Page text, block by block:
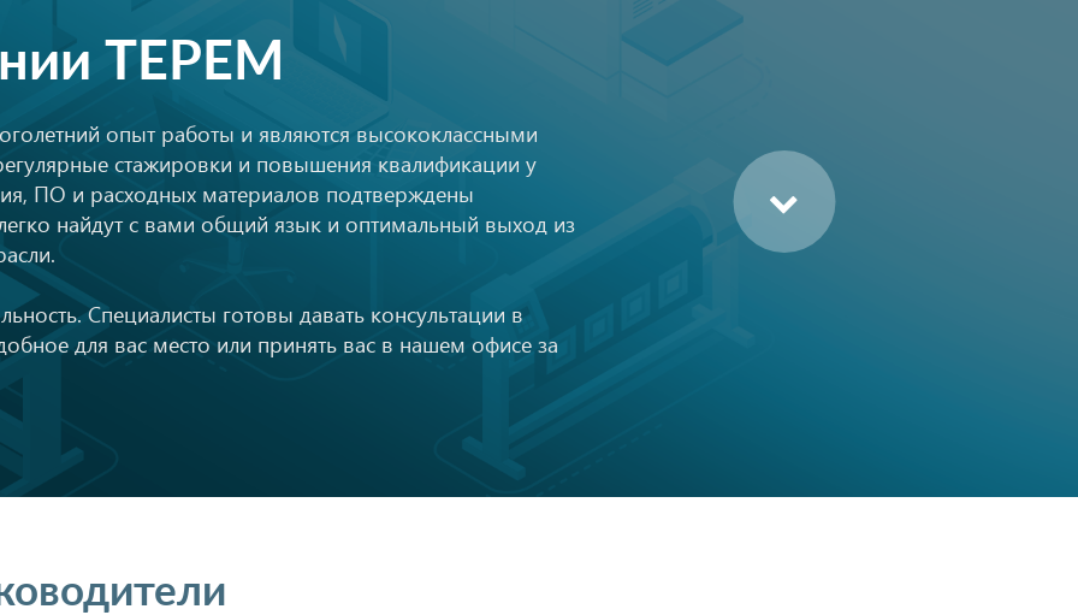
ТЕРЕМ
опыт работы и являются высококлассными
стажировки и повышения квалификации у
ПО и расходных материалов подтверждены
найдут с вами общий язык и оптимальный выход из
Специалисты готовы давать консультации в
для вас место или принять вас в нашем офисе за